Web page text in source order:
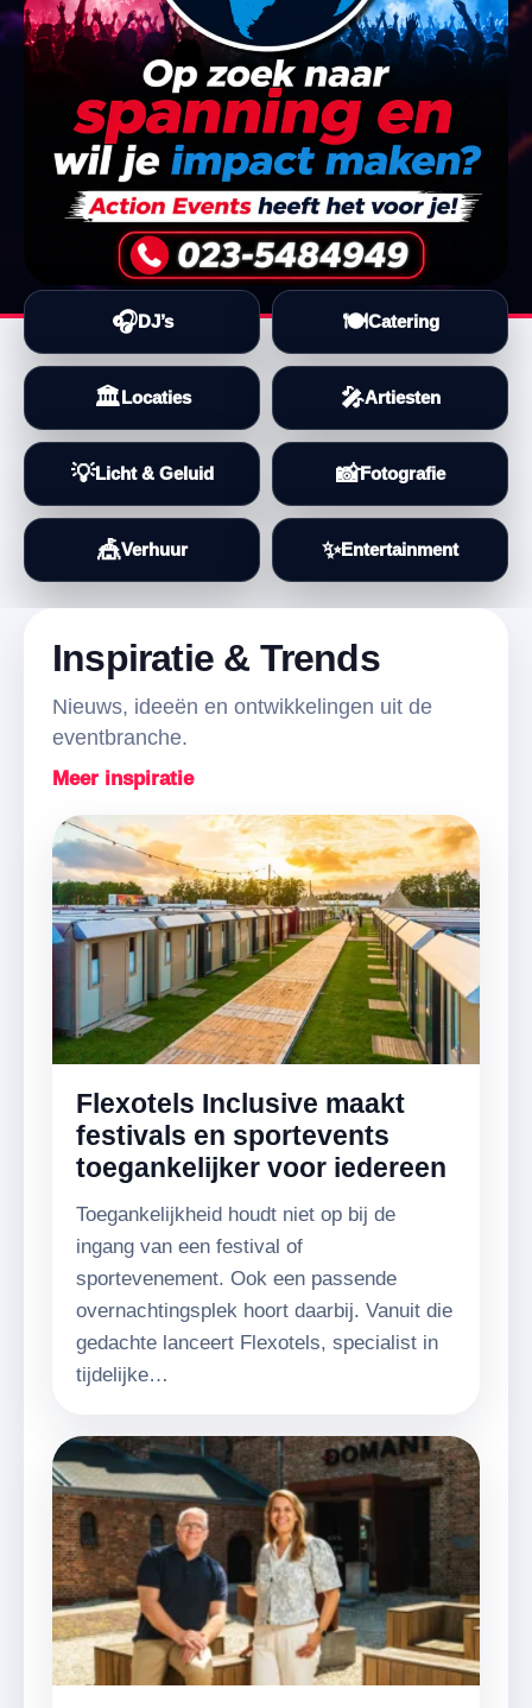
🎧DJ’s 🍽️Catering
🏛️Locaties 🎤Artiesten
💡Licht & Geluid 📸Fotografie
🎪Verhuur ✨Entertainment
Inspiratie & Trends
Nieuws, ideeën en ontwikkelingen uit de
eventbranche.
Meer inspiratie
Flexotels Inclusive maakt
festivals en sportevents
toegankelijker voor iedereen
Toegankelijkheid houdt niet op bij de
ingang van een festival of
sportevenement. Ook een passende
overnachtingsplek hoort daarbij. Vanuit die
gedachte lanceert Flexotels, specialist in
tijdelijke…